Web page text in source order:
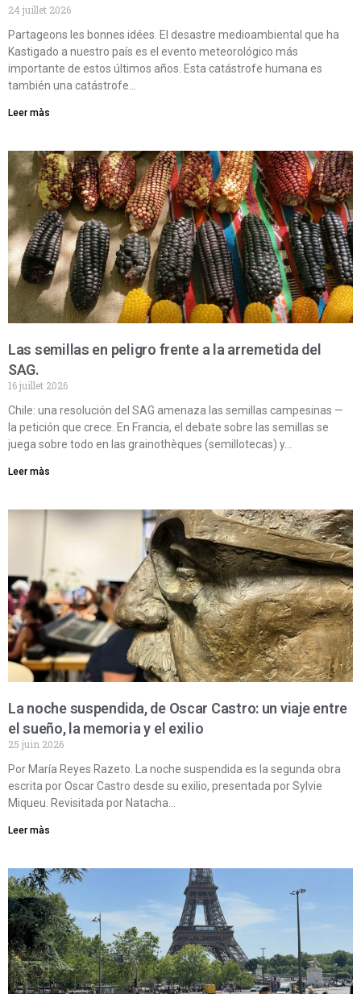
24 juillet 2026
Partageons les bonnes idées. El desastre medioambiental que ha
Kastigado a nuestro país es el evento meteorológico más
importante de estos últimos años. Esta catástrofe humana es
también una catástrofe…
Leer màs
Las semillas en peligro frente a la arremetida del
SAG.
16 juillet 2026
Chile: una resolución del SAG amenaza las semillas campesinas —
la petición que crece. En Francia, el debate sobre las semillas se
juega sobre todo en las grainothèques (semillotecas) y…
Leer màs
La noche suspendida, de Oscar Castro: un viaje entre
el sueño, la memoria y el exilio
25 juin 2026
Por María Reyes Razeto. La noche suspendida es la segunda obra
escrita por Oscar Castro desde su exilio, presentada por Sylvie
Miqueu. Revisitada por Natacha…
Leer màs